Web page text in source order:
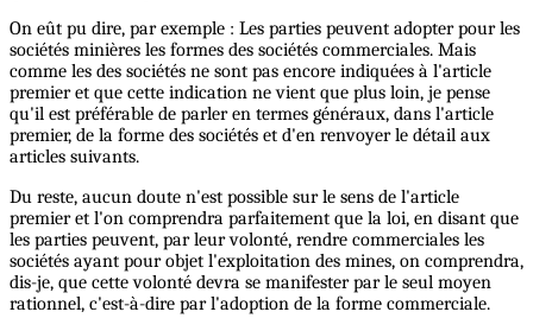
On eût pu dire, par exemple : Les parties peuvent adopter pour les
sociétés minières les formes des sociétés commerciales. Mais
comme les des sociétés ne sont pas encore indiquées à l'article
premier et que cette indication ne vient que plus loin, je pense
qu'il est préférable de parler en termes généraux, dans l'article
premier, de la forme des sociétés et d'en renvoyer le détail aux
articles suivants.
Du reste, aucun doute n'est possible sur le sens de l'article
premier et l'on comprendra parfaitement que la loi, en disant que
les parties peuvent, par leur volonté, rendre commerciales les
sociétés ayant pour objet l'exploitation des mines, on comprendra,
dis-je, que cette volonté devra se manifester par le seul moyen
rationnel, c'est-à-dire par l'adoption de la forme commerciale.